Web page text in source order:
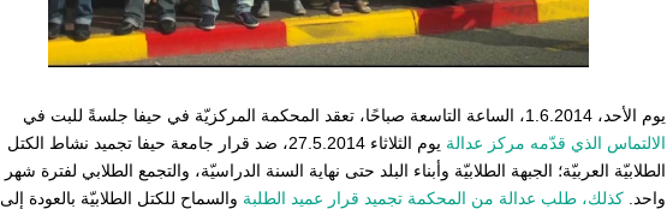
يوم الأحد، 1.6.2014، الساعة التاسعة صباحًا، تعقد المحكمة المركزيّة في حيفا جلسةً للبت في
الالتماس الذي قدّمه مركز عدالة
يوم الثلاثاء 27.5.2014، ضد قرار جامعة حيفا تجميد نشاط الكتل
الطلابيّة العربيّة؛ الجبهة الطلابيّة وأبناء البلد حتى نهاية السنة الدراسيّة، والتجمع الطلابي لفترة شهر
واحد. كذلك، طلب عدالة من المحكمة تجميد قرار عميد الطلبة والسماح للكتل الطلابيّة بالعودة إلى